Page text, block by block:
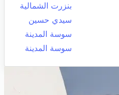
بنزرت الشمالية
سيدي حسين
سوسة المدينة
سوسة المدينة